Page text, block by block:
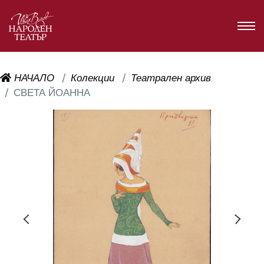
НАЧАЛО Колекции
Театрален архив
СВЕТА ЙОАННА